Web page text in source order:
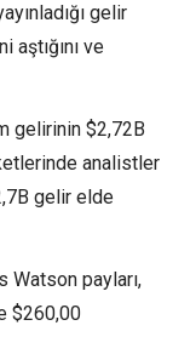
gelir
ve
gelirinin $2,72B
analistler
gelir elde
Watson payları,
$260,00